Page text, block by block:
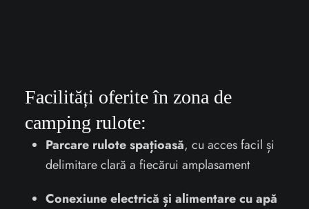
Facilități oferite în zona de
camping rulote:
Parcare rulote spațioasă, cu acces facil și
delimitare clară a fiecărui amplasament
Conexiune electrică și alimentare cu apă